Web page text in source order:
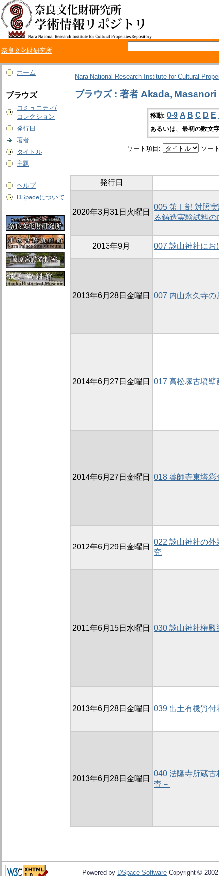
奈良文化財研究所
ホーム
ブラウズ
コミュニティ/
コレクション
発行日
著者
タイトル
主題
ヘルプ
DSpaceについて
Nara National Research Institute for Cultural
ブラウズ : 著者 Akada, Masanori
移動: 0-9 A B C D E
あるいは、最初の数文
ソート項目: ソー
発行日
2020年3月31日火曜日
005 第Ⅰ部 対照実
る鋳造実験試料
2013年9月 007 談山神社にお
2013年6月28日金曜日 007 内山永久寺の
2014年6月27日金曜日 017 高松塚古墳壁
2014年6月27日金曜日 018 薬師寺東塔彩
2012年6月29日金曜日
022 談山神社の外
究
2011年6月15日水曜日 030 談山神社権殿
2013年6月28日金曜日 039 出土有機質付
2013年6月28日金曜日
040 法隆寺所蔵古
査－
Powered by DSpace Software Copyright ©